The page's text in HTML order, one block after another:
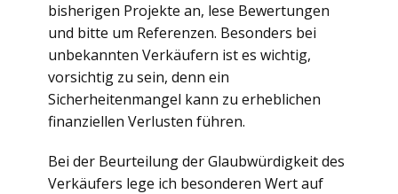
bisherigen Projekte an, lese Bewertungen
und bitte um Referenzen. Besonders bei
unbekannten Verkäufern ist es wichtig,
vorsichtig zu sein, denn ein
Sicherheitenmangel kann zu erheblichen
finanziellen Verlusten führen.
Bei der Beurteilung der Glaubwürdigkeit des
Verkäufers lege ich besonderen Wert auf